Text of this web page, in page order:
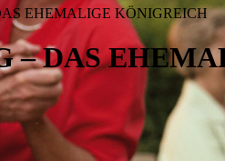
EHEMALIGE KÖNIGREICH
– DAS